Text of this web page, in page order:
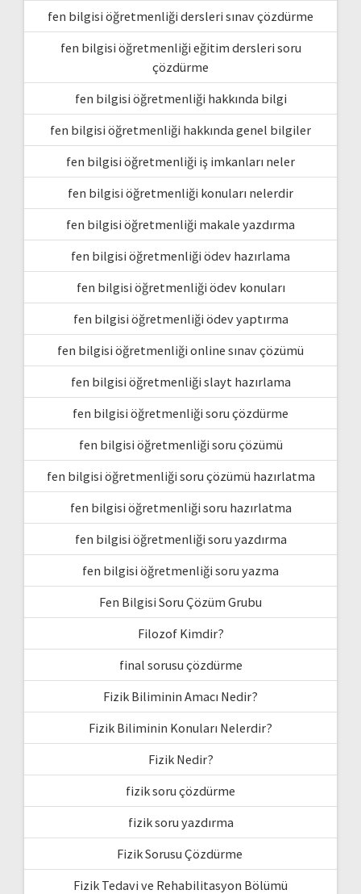
fen bilgisi öğretmenliği dersleri sınav çözdürme
fen bilgisi öğretmenliği eğitim dersleri soru
çözdürme
fen bilgisi öğretmenliği hakkında bilgi
fen bilgisi öğretmenliği hakkında genel bilgiler
fen bilgisi öğretmenliği iş imkanları neler
fen bilgisi öğretmenliği konuları nelerdir
fen bilgisi öğretmenliği makale yazdırma
fen bilgisi öğretmenliği ödev hazırlama
fen bilgisi öğretmenliği ödev konuları
fen bilgisi öğretmenliği ödev yaptırma
fen bilgisi öğretmenliği online sınav çözümü
fen bilgisi öğretmenliği slayt hazırlama
fen bilgisi öğretmenliği soru çözdürme
fen bilgisi öğretmenliği soru çözümü
fen bilgisi öğretmenliği soru çözümü hazırlatma
fen bilgisi öğretmenliği soru hazırlatma
fen bilgisi öğretmenliği soru yazdırma
fen bilgisi öğretmenliği soru yazma
Fen Bilgisi Soru Çözüm Grubu
Filozof Kimdir?
final sorusu çözdürme
Fizik Biliminin Amacı Nedir?
Fizik Biliminin Konuları Nelerdir?
Fizik Nedir?
fizik soru çözdürme
fizik soru yazdırma
Fizik Sorusu Çözdürme
Fizik Tedavi ve Rehabilitasyon Bölümü